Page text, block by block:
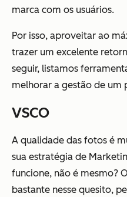
marca com os usuários.
Por isso, aproveitar ao
trazer um excelente
seguir, listamos
melhorar a gestão de um
VSCO
A qualidade das fotos é
sua estratégia de
funcione, não é mesmo?
bastante nesse quesito,